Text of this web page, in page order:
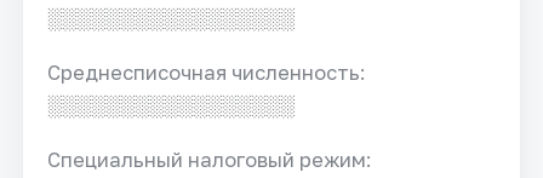
░░░░░░░░░░░░░░░░░
Среднесписочная численность:
░░░░░░░░░░░░░░░░░
Специальный налоговый режим: